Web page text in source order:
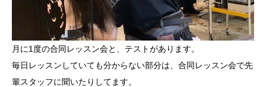
月に1度の合同レッスン会と、テストがあります。
毎日レッスンしていても分からない部分は、合同レッスン会で先
輩スタッフに聞いたりしてます。